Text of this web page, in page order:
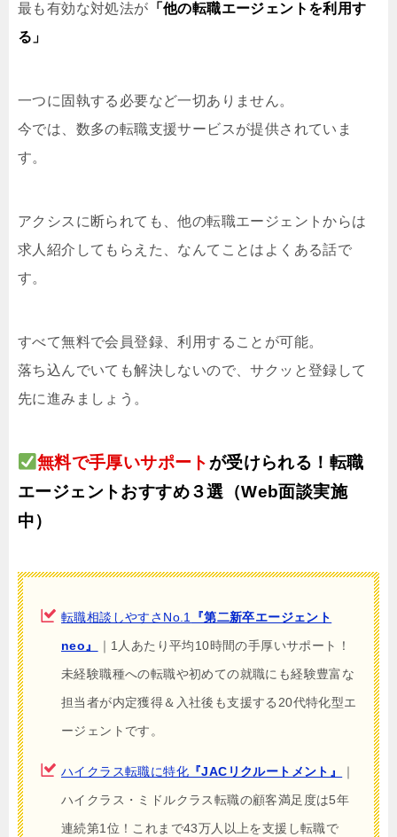
最も有効な対処法が 「他の転職エージェントを利用す
る」
一つに固執する必要など一切ありません。
今では、数多の転職支援サービスが提供されていま
す。
アクシスに断られても、他の転職エージェントからは
求人紹介してもらえた、なんてことはよくある話で
す。
すべて無料で会員登録、利用することが可能。
落ち込んでいても解決しないので、サクッと登録して
先に進みましょう。
無料で手厚いサポートが受けられる！転職
エージェントおすすめ３選（Web面談実施
中）
転職相談しやすさNo.1 『第二新卒エージェント
neo』
｜1人あたり平均10時間の手厚いサポート！
未経験職種への転職や初めての就職にも経験豊富な
担当者が内定獲得＆入社後も支援する20代特化型エ
ージェントです。
ハイクラス転職に特化 『JACリクルートメント』
｜
ハイクラス・ミドルクラス転職の顧客満足度は5年
連続第1位！これまで43万人以上を支援し転職で